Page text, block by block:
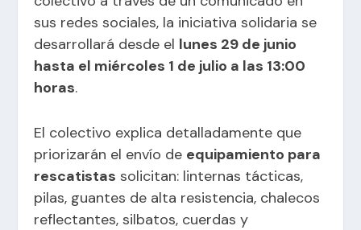
sus redes sociales, la iniciativa solidaria se
desarrollará desde el lunes 29 de junio
hasta el miércoles 1 de julio a las 13:00
horas.
El colectivo explica detalladamente que
priorizarán el envío de equipamiento para
rescatistas solicitan: linternas tácticas,
pilas, guantes de alta resistencia, chalecos
reflectantes, silbatos, cuerdas y